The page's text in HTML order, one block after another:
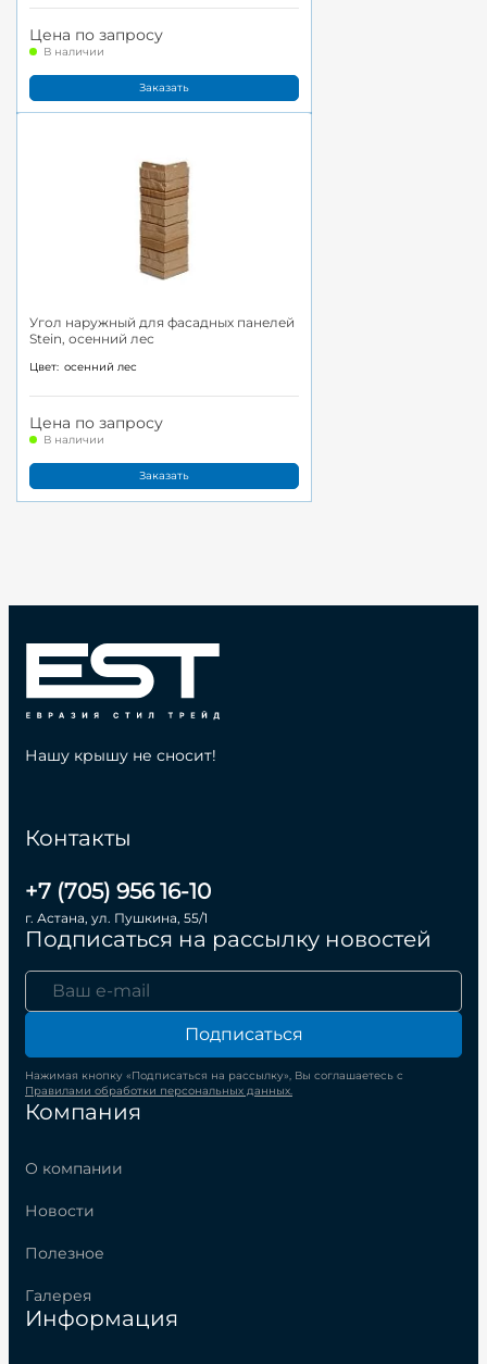
Цена по запросу
В наличии
Заказать
Угол наружный для фасадных панелей
Stein, осенний лес
Цвет: осенний лес
Цена по запросу
В наличии
Заказать
Компания
О компании
Новости
Полезное
Галерея
Информация
Контакты
+7 (705) 956 16-10
г. Астана, ул. Пушкина, 55/1
Подписаться на рассылку новостей
Подписаться
Нажимая кнопку «Подписаться на рассылку», Вы соглашаетесь с
Правилами обработки персональных данных.
Нашу крышу не сносит!